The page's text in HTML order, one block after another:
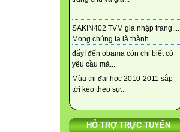
...
SAKIN402 TVM gia nhập trang....
Mong chúng ta là thành...
đấy! đến obama còn chỉ biết có
yêu cầu mà...
Mùa thi đại học 2010-2011 sắp
tới kéo theo sự...
HỖ TRỢ TRỰC TUYẾN